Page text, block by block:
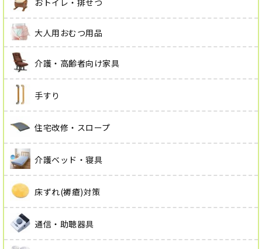
大人用おむつ用品
介護・高齢者向け家具
手すり
住宅改修・スロープ
介護ベッド・寝具
床ずれ(褥瘡)対策
通信・助聴器具